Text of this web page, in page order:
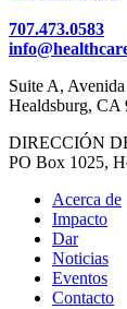
707.473.0583
Suite A,
Healdsburg, CA
DIRECCIÓN
PO Box 1025,
Acerca de
Impacto
Dar
Noticias
Eventos
Contacto